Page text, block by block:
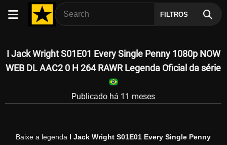
FILTROS
I Jack Wright S01E01 Every Single Penny 1080p NOW
WEB DL AAC2 0 H 264 RAWR Legenda Oficial da série
Publicado há 11 meses
Baixe a legenda I Jack Wright S01E01 Every Single Penny